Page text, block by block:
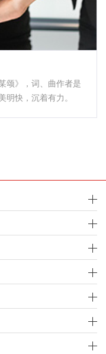
颂》，词、曲作者是
明快，沉着有力。